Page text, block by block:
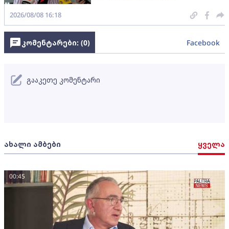
2026/08/08 16:18
ახალი ამბები ყველა
00:45
კომენტარები: (0) Facebook
გააკეთე კომენტარი